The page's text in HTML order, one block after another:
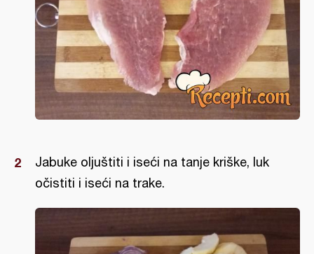
Jabuke oljuštiti i iseći na tanje kriške, luk
očistiti i iseći na trake.